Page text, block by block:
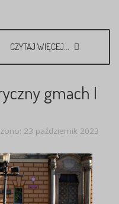
CZYTAJ WIĘCEJ...
gmach I
23 październik 2023